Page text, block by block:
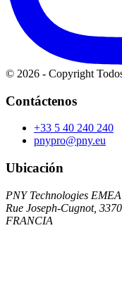
© 2026 - Copyright
Contáctenos
+33 5 40 240 240
pnypro@pny.eu
Ubicación
PNY Technologies EMEA
Rue Joseph-Cugnot,
FRANCIA